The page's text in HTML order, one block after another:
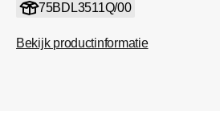
75BDL3511Q/00
Bekijk productinformatie